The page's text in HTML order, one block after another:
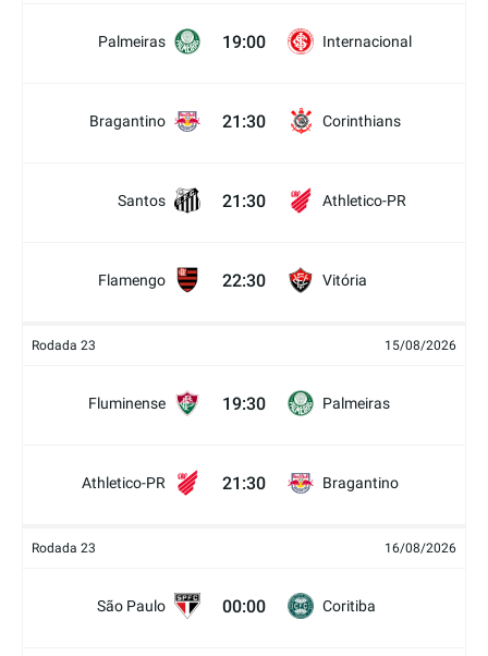
Palmeiras 19:00 Internacional
Bragantino 21:30 Corinthians
Santos 21:30 Athletico-PR
Flamengo 22:30 Vitória
Rodada 23 15/08/2026
Fluminense 19:30 Palmeiras
Athletico-PR 21:30 Bragantino
Rodada 23 16/08/2026
São Paulo 00:00 Coritiba